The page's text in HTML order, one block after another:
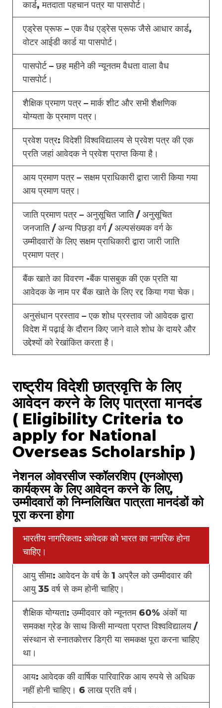
कार्ड, मतदाता पहचान पत्र या पासपोर्ट।
एड्रेस प्रूफ – एक वैध एड्रेस प्रूफ जैसे आधार कार्ड,
वोटर आईडी कार्ड या पासपोर्ट।
पासपोर्ट – छह महीने की न्यूनतम वैधता वाला वैध
पासपोर्ट।
शैक्षिक प्रमाण पत्र – मार्क शीट और सभी शैक्षणिक
योग्यता के प्रमाण पत्र।
प्रवेश पत्र: विदेशी विश्वविद्यालय से प्रवेश पत्र की एक
प्रति जहां आवेदक ने प्रवेश प्राप्त किया है।
आय प्रमाण पत्र – सक्षम प्राधिकारी द्वारा जारी किया गया
आय प्रमाण पत्र।
जाति प्रमाण पत्र – अनुसूचित जाति / अनुसूचित
जनजाति / अन्य पिछड़ा वर्ग / अल्पसंख्यक वर्ग के
उम्मीदवारों के लिए सक्षम प्राधिकारी द्वारा जारी जाति
प्रमाण पत्र।
बैंक खाते का विवरण -बैंक पासबुक की एक प्रति या
आवेदक के नाम पर बैंक खाते के लिए रद्द किया गया चेक।
अनुसंधान प्रस्ताव – एक शोध प्रस्ताव जो आवेदक द्वारा
विदेश में पढ़ाई के दौरान किए जाने वाले शोध के दायरे और
उद्देश्यों को रेखांकित करता है।
राष्ट्रीय विदेशी छात्रवृत्ति के लिए
आवेदन करने के लिए पात्रता मानदंड
( Eligibility Criteria to
apply for National
Overseas Scholarship )
नेशनल ओवरसीज स्कॉलरशिप (एनओएस)
कार्यक्रम के लिए आवेदन करने के लिए,
उम्मीदवारों को निम्नलिखित पात्रता मानदंडों को
पूरा करना होगा
भारतीय नागरिकता: आवेदक को भारत का नागरिक होना
चाहिए।
आयु सीमा: आवेदन के वर्ष के 1 अप्रैल को उम्मीदवार की
आयु 35 वर्ष से कम होनी चाहिए।
शैक्षिक योग्यता: उम्मीदवार को न्यूनतम 60% अंकों या
समकक्ष ग्रेड के साथ किसी मान्यता प्राप्त विश्वविद्यालय /
संस्थान से स्नातकोत्तर डिग्री या समकक्ष पूरा करना चाहिए
था।
आय: आवेदक की वार्षिक पारिवारिक आय रुपये से अधिक
नहीं होनी चाहिए। 6 लाख प्रति वर्ष।